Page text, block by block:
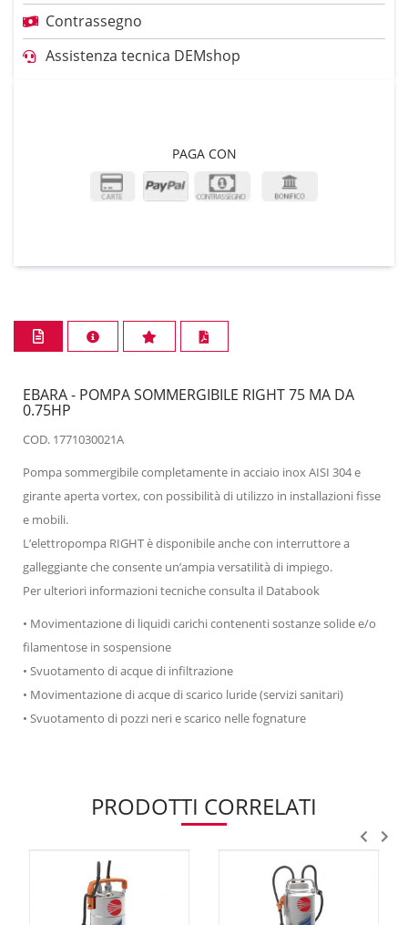
Contrassegno
Assistenza tecnica DEMshop
PAGA CON
EBARA - POMPA SOMMERGIBILE RIGHT 75 MA DA
0.75HP
COD. 1771030021A
Pompa sommergibile completamente in acciaio inox AISI 304 e
girante aperta vortex, con possibilità di utilizzo in installazioni fisse
e mobili.
L’elettropompa RIGHT è disponibile anche con interruttore a
galleggiante che consente un’ampia versatilità di impiego.
Per ulteriori informazioni tecniche consulta il Databook
• Movimentazione di liquidi carichi contenenti sostanze solide e/o
filamentose in sospensione
• Svuotamento di acque di infiltrazione
• Movimentazione di acque di scarico luride (servizi sanitari)
• Svuotamento di pozzi neri e scarico nelle fognature
PRODOTTI CORRELATI